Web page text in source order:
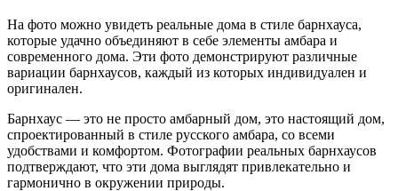
На фото можно увидеть реальные дома в стиле барнхауса,
которые удачно объединяют в себе элементы амбара и
современного дома. Эти фото демонстрируют различные
вариации барнхаусов, каждый из которых индивидуален и
оригинален.
Барнхаус — это не просто амбарный дом, это настоящий дом,
спроектированный в стиле русского амбара, со всеми
удобствами и комфортом. Фотографии реальных барнхаусов
подтверждают, что эти дома выглядят привлекательно и
гармонично в окружении природы.